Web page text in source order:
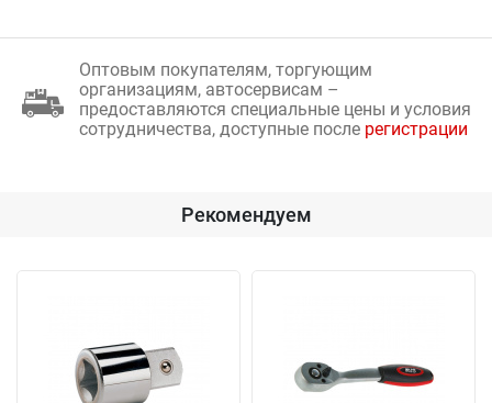
Оптовым покупателям, торгующим
организациям, автосервисам –
предоставляются специальные цены и условия
сотрудничества, доступные после регистрации
Рекомендуем